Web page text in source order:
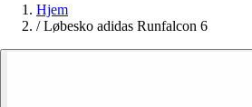
Hjem
/ Løbesko adidas Runfalcon 6